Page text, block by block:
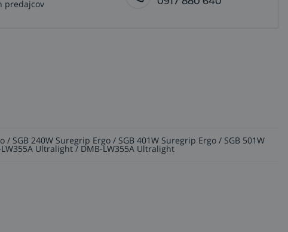
predajcov
SGB 240W Suregrip Ergo / SGB 401W Suregrip Ergo / SGB 501W
Ultralight / DMB-LW355A Ultralight